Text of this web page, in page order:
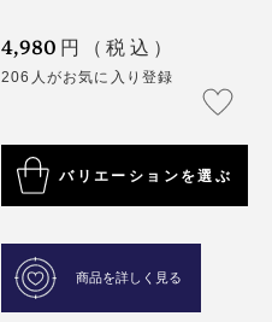
4,980 円（税込）
206人がお気に入り登録
バリエーションを選ぶ
商品を詳しく見る